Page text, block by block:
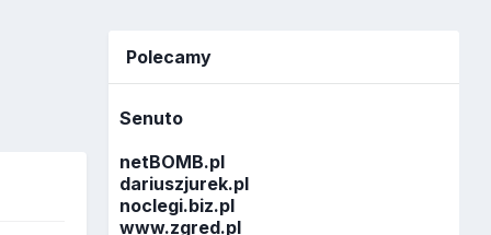
Polecamy
Senuto
netBOMB.pl
dariuszjurek.pl
noclegi.biz.pl
www.zgred.pl